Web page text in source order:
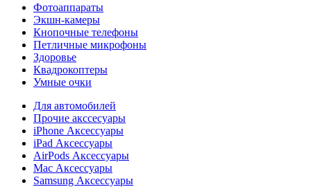
Фотоаппараты
Экшн-камеры
Кнопочные телефоны
Петличные микрофоны
Здоровье
Квадрокоптеры
Умные очки
Для автомобилей
Прочие акссесуары
iPhone Аксессуары
iPad Аксессуары
AirPods Аксессуары
Mac Аксессуары
Samsung Аксессуары